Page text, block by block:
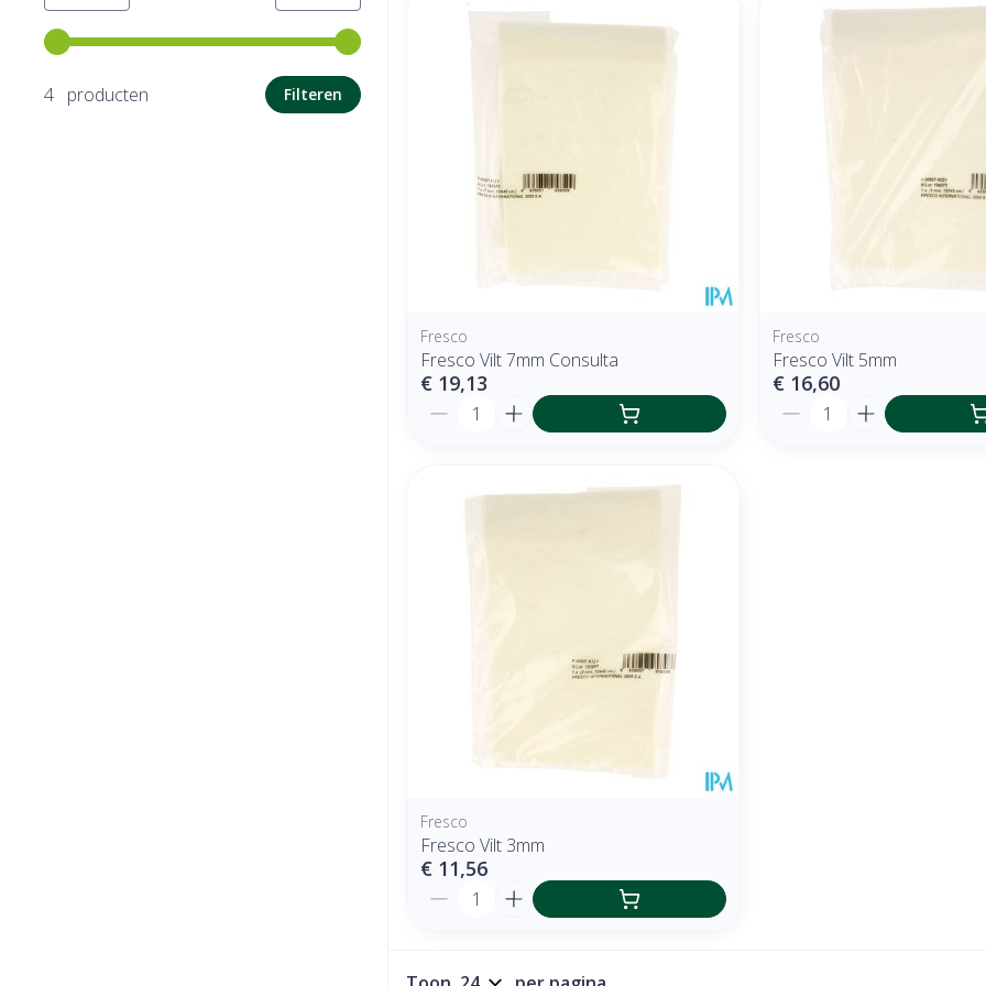
Gebruik de pijltjestoetsen links en rechts om de minimale en maximale prijswaarden aan te passen.
4 producten
Filteren
Fresco
Fresco Vilt 7mm Consulta
€ 19,13
Aantal
Fresco
Fresco Vilt 5mm
€ 16,60
Aantal
Fresco
Fresco Vilt 3mm
€ 11,56
Aantal